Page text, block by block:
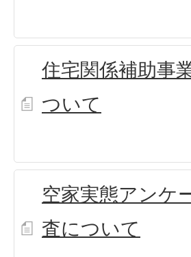
住宅関係補助事
ついて
空家実態アンケ
査について